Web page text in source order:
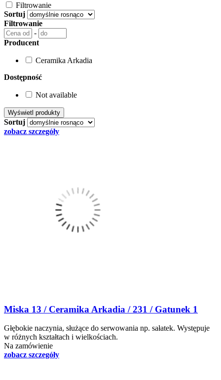
Filtrowanie
Sortuj
Filtrowanie
-
Producent
Ceramika Arkadia
Dostępność
Not available
Sortuj
zobacz szczegóły
Miska 13 / Ceramika Arkadia / 231 / Gatunek 1
Głębokie naczynia, służące do serwowania np. sałatek. Występuje
w różnych kształtach i wielkościach.
Na zamówienie
zobacz szczegóły